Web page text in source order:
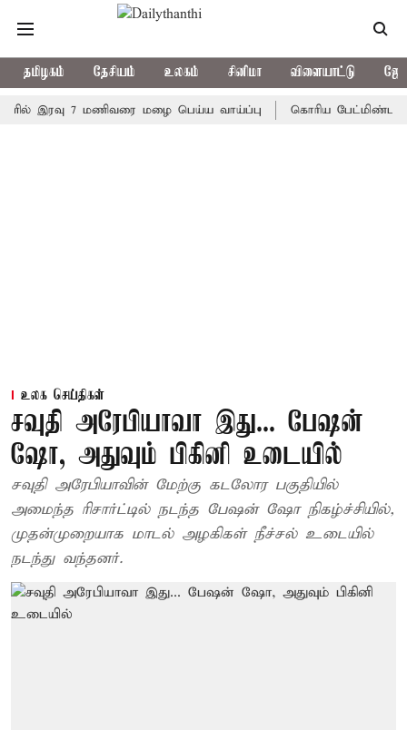
தமிழகம் தேசியம் உலகம் சினிமா விளையாட்டு
7 மணிவரை மழை பெய்ய வாய்ப்பு கொரிய பேட்மிண்டன்
உலக செய்திகள்
சவுதி அரேபியாவா இது... பேஷன்
ஷோ, அதுவும் பிகினி உடையில்
சவுதி அரேபியாவின் மேற்கு கடலோர பகுதியில்
அமைந்த ரிசார்ட்டில் நடந்த பேஷன் ஷோ நிகழ்ச்சியில்,
முதன்முறையாக மாடல் அழகிகள் நீச்சல் உடையில்
நடந்து வந்தனர்.